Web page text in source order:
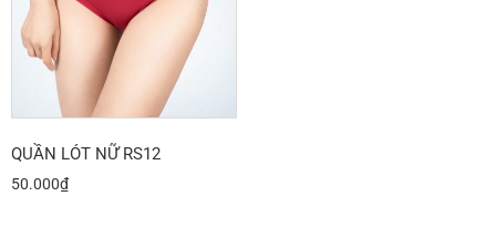
QUẦN LÓT NỮ RS12
50.000₫